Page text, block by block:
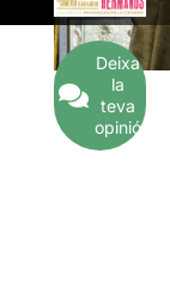
Deixa
la
teva
opinió